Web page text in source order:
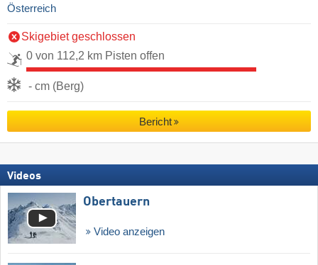
Österreich
Skigebiet geschlossen
0 von 112,2 km Pisten offen
- cm (Berg)
Bericht
Videos
Obertauern
Video anzeigen